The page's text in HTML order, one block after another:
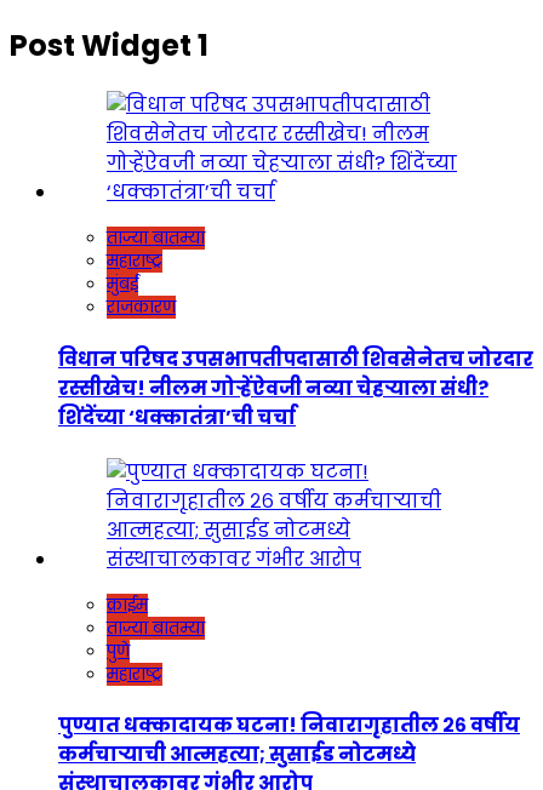
Post Widget 1
ताज्या बातम्या
महाराष्ट्र
मुंबई
राजकारण
विधान परिषद उपसभापतीपदासाठी शिवसेनेतच जोरदार
रस्सीखेच! नीलम गोऱ्हेंऐवजी नव्या चेहऱ्याला संधी?
शिंदेंच्या ‘धक्कातंत्रा’ची चर्चा
क्राईम
ताज्या बातम्या
पुणे
महाराष्ट्र
पुण्यात धक्कादायक घटना! निवारागृहातील २६ वर्षीय
कर्मचाऱ्याची आत्महत्या; सुसाईड नोटमध्ये
संस्थाचालकावर गंभीर आरोप